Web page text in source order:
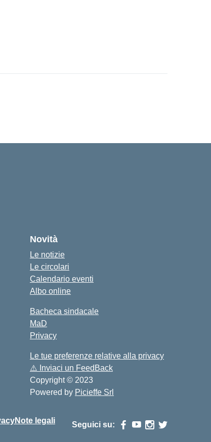
Novità
Le notizie
Le circolari
Calendario eventi
Albo online
Bacheca sindacale
MaD
Privacy
Le tue preferenze relative alla privacy
⚠️ Inviaci un FeedBack
Copyright © 2023
Powered by Picieffe Srl
Note legali Seguici su: